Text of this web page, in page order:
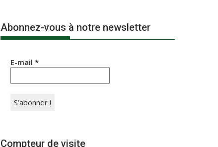
Abonnez-vous à notre newsletter
E-mail *
Compteur de visite